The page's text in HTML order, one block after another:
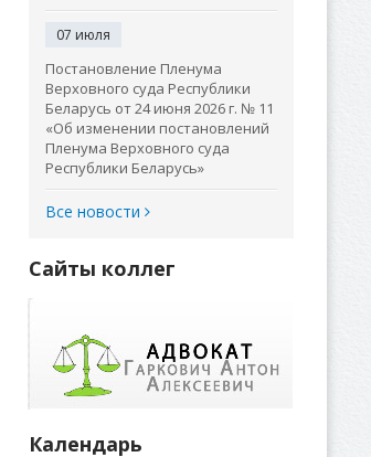
07 июля
Постановление Пленума
Верховного суда Республики
Беларусь от 24 июня 2026 г. № 11
«Об изменении постановлений
Пленума Верховного суда
Республики Беларусь»
Все новости
Сайты коллег
Календарь